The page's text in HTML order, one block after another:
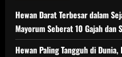
Hewan Darat Terbesar dalam
Mayorum Seberat 10 Gajah dan
Hewan Paling Tangguh di